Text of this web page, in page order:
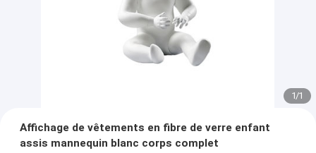
1/1
Affichage de vêtements en fibre de verre enfant
assis mannequin blanc corps complet